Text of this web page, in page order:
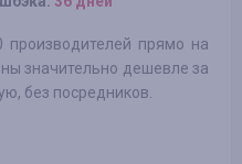
производителей прямо на
значительно дешевле за
без посредников.